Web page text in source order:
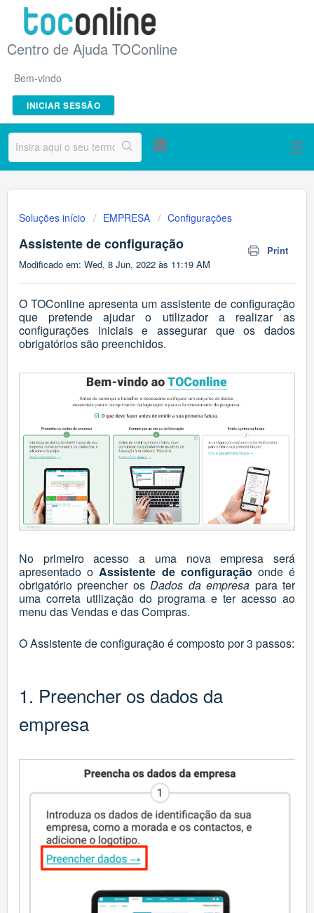
Centro de Ajuda TOConline
Bem-vindo
INICIAR SESSÃO
Soluções início EMPRESA Configurações
Assistente de configuração
Print
Modificado em: Wed, 8 Jun, 2022 às 11:19 AM
O TOConline apresenta um assistente de configuração
que pretende ajudar o utilizador a realizar as
configurações iniciais e assegurar que os dados
obrigatórios são preenchidos.
No primeiro acesso a uma nova empresa será
apresentado o Assistente de configuração onde é
obrigatório preencher osDados da empresa para ter
uma correta utilização do programa e ter acesso ao
menu das Vendas e das Compras.
O Assistente de configuração é composto por 3 passos:
1. Preencher os dados da
empresa